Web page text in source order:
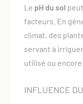
Le pH du sol
facteurs. En
climat, des
servant à
utilisé ou encore
INFLUENCE